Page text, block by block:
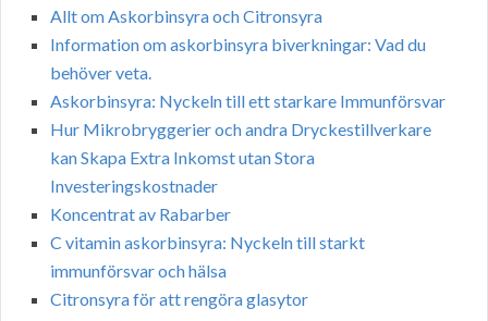
Allt om Askorbinsyra och Citronsyra
Information om askorbinsyra biverkningar: Vad du
behöver veta.
Askorbinsyra: Nyckeln till ett starkare Immunförsvar
Hur Mikrobryggerier och andra Dryckestillverkare
kan Skapa Extra Inkomst utan Stora
Investeringskostnader
Koncentrat av Rabarber
C vitamin askorbinsyra: Nyckeln till starkt
immunförsvar och hälsa
Citronsyra för att rengöra glasytor